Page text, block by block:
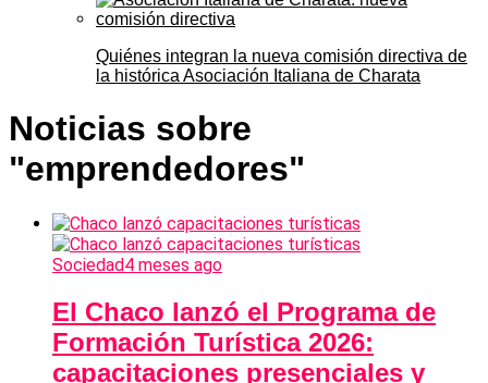
Quiénes integran la nueva comisión directiva de
la histórica Asociación Italiana de Charata
Noticias sobre
"emprendedores"
Sociedad4 meses ago
El Chaco lanzó el Programa de
Formación Turística 2026:
capacitaciones presenciales y